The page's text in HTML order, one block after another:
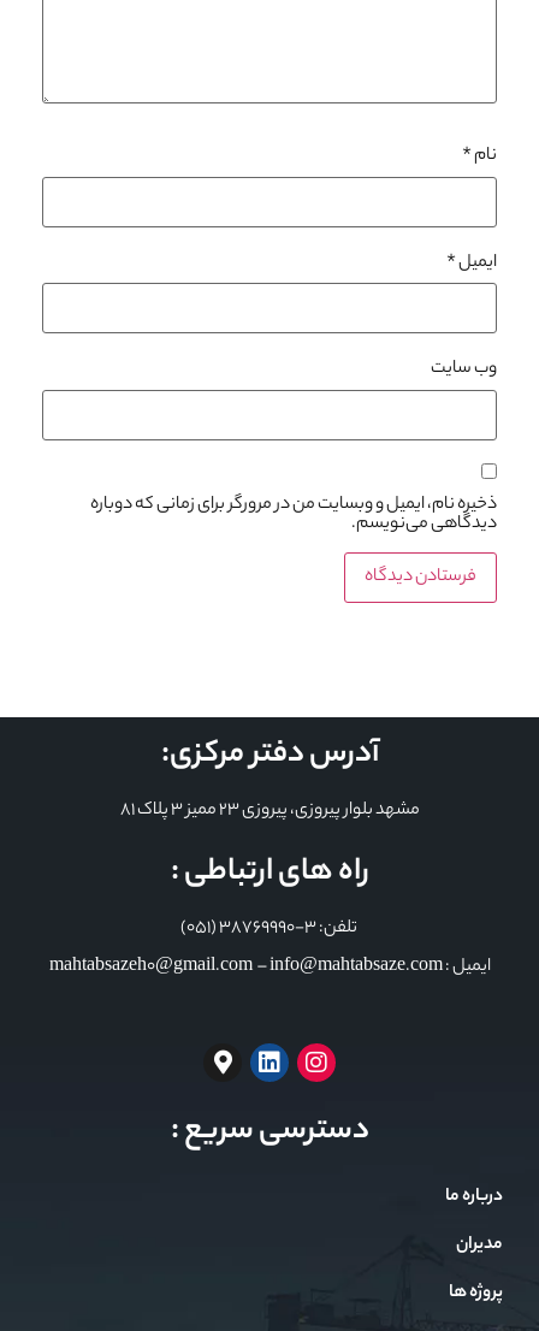
نام*
ایمیل*
وب‌ سایت
ذخیره نام، ایمیل و وبسایت من در مرورگر برای زمانی که دوباره
دیدگاهی می‌نویسم.
آدرس دفتر مرکزی:
مشهد بلوار پیروزی، پیروزی 23 ممیز 3 پلاک 81
راه های ارتباطی :
تلفن: 3-38769990 (051)
ایمیل : mahtabsazeh0@gmail.com – info@mahtabsaze.com
دسترسی سریع :
درباره ما
مدیران
پروژه ها